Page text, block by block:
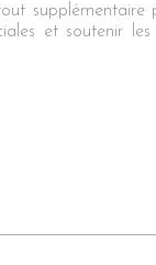
supplémentaire
et soutenir